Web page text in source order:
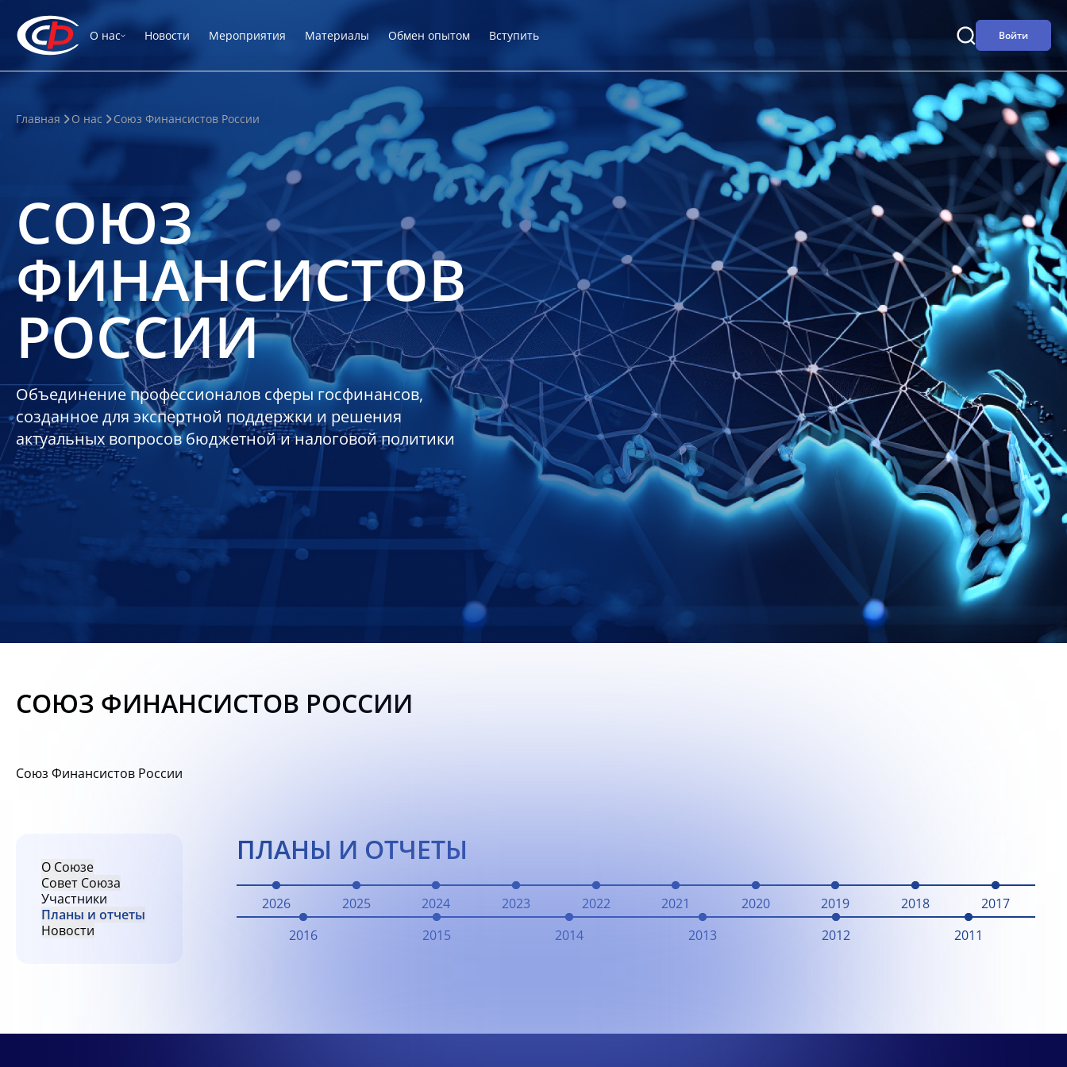
О нас Новости Мероприятия Материалы Обмен опытом Вступить Войти
Главная О нас Союз Финансистов России
СОЮЗ
ФИНАНСИСТОВ
РОССИИ
Объединение профессионалов сферы госфинансов,
созданное для экспертной поддержки и решения
актуальных вопросов бюджетной и налоговой политики
СОЮЗ ФИНАНСИСТОВ РОССИИ
Союз Финансистов России
О Союзе
Совет Союза
Участники
Планы и отчеты
Новости
ПЛАНЫ И ОТЧЕТЫ
2026 2025 2024 2023 2022 2021 2020 2019 2018
2017
2016
2015 2014 2013 2012 2011